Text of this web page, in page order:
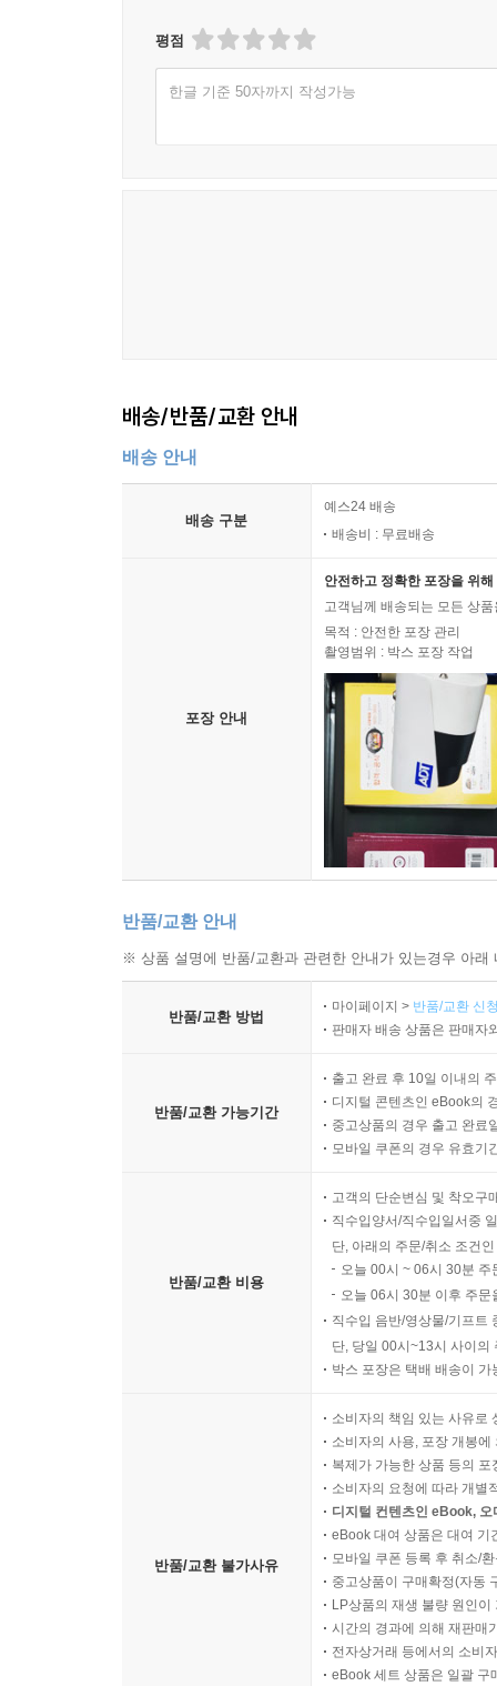
평점
한글 기준 50자까지 작성가능
배송/반품/교환 안내
배송 안내
배송 구분
예스24 배송
배송비 : 무료배송
포장 안내
안전하고 정확한 포장을 위
고객님께 배송되는 모든 상
목적 : 안전한 포장 관리
촬영범위 : 박스 포장 작업
반품/교환 안내
※ 상품 설명에 반품/교환과 관련한 안내가 있는경우 아
반품/교환 방법
마이페이지 > 반품/교환 신
판매자 배송 상품은 판매자
반품/교환 가능기간
출고 완료 후 10일 이내의
디지털 콘텐츠인 eBook의
중고상품의 경우 출고 완료
모바일 쿠폰의 경우 유효기
반품/교환 비용
고객의 단순변심 및 착오구
직수입양서/직수입일서중
단, 아래의 주문/취소 조건
오늘 00시 ~ 06시 30분
오늘 06시 30분 이후 주
직수입 음반/영상물/기프트
단, 당일 00시~13시 사이의
박스 포장은 택배 배송이
반품/교환 불가사유
소비자의 책임 있는 사유로
소비자의 사용, 포장 개봉
복제가 가능한 상품 등의
소비자의 요청에 따라 개별
디지털 컨텐츠인 eBook,
eBook 대여 상품은 대여 기
모바일 쿠폰 등록 후 취소/
중고상품이 구매확정(자동
LP상품의 재생 불량 원인
시간의 경과에 의해 재판매
전자상거래 등에서의 소비
eBook 세트 상품은 일괄 구